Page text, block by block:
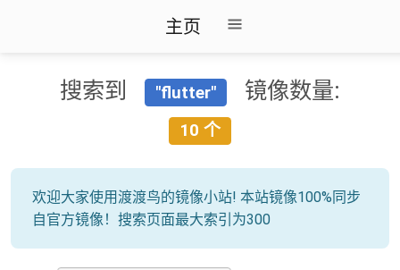
主页
搜索到 "flutter" 镜像数量:
10 个
欢迎大家使用渡渡鸟的镜像小站! 本站镜像100%同步
自官方镜像！搜索页面最大索引为300